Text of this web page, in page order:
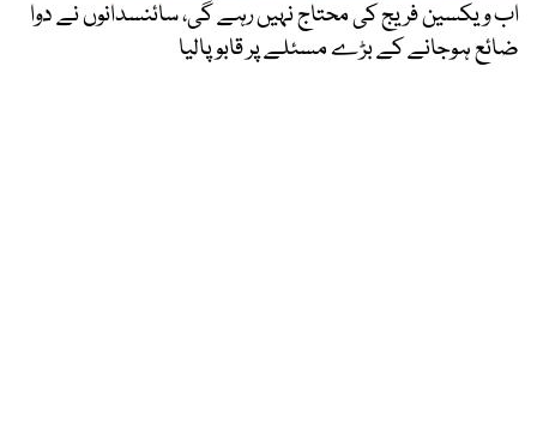
اب ویکسین فریج کی محتاج نہیں رہے گی، سائنسدانوں نے دوا
ضائع ہوجانے کے بڑے مسئلے پر قابو پالیا